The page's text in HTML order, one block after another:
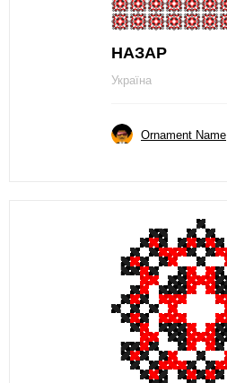
НАЗАР
Україна
Ornament Name